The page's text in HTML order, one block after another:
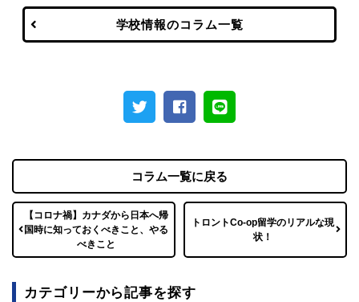
学校情報のコラム一覧
【コロナ禍】カナダから日本へ帰
国時に知っておくべきこと、やる
べきこと
コラム一覧に戻る
トロントCo-op留学のリアルな現
状！
カテゴリーから記事を探す